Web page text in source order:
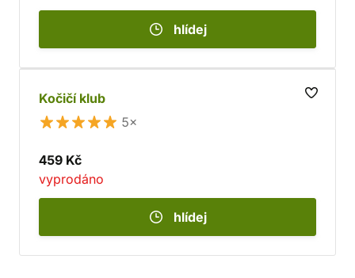
hlídej
Kočičí klub
5×
459 Kč
vyprodáno
hlídej